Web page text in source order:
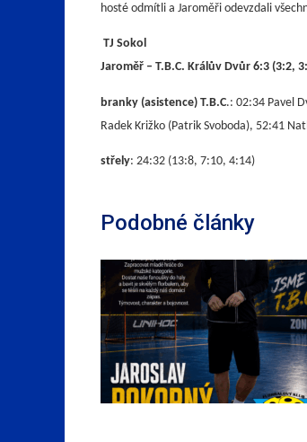
hosté odmítli a Jaroměři odevzdali
TJ Sokol
Jaroměř – T.B.C. Králův Dvůr 6:3 (3:2,
branky (asistence) T.B.C.: 02:34 Pavel
Radek Križko (Patrik Svoboda), 52:41
střely: 24:32 (13:8, 7:10, 4:14)
Podobné články